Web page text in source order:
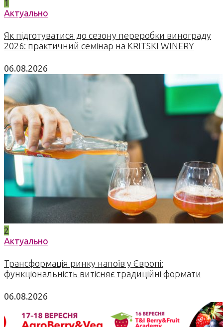
1
Актуально
Як підготуватися до сезону переробки винограду
2026: практичний семінар на KRITSKI WINERY
06.08.2026
2
Актуально
Трансформація ринку напоїв у Європі:
функціональність витісняє традиційні формати
06.08.2026